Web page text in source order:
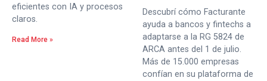
eficientes con IA y procesos
claros.
Read More »
Descubrí cómo Facturante
ayuda a bancos y fintechs a
adaptarse a la RG 5824 de
ARCA antes del 1 de julio.
Más de 15.000 empresas
confían en su plataforma de